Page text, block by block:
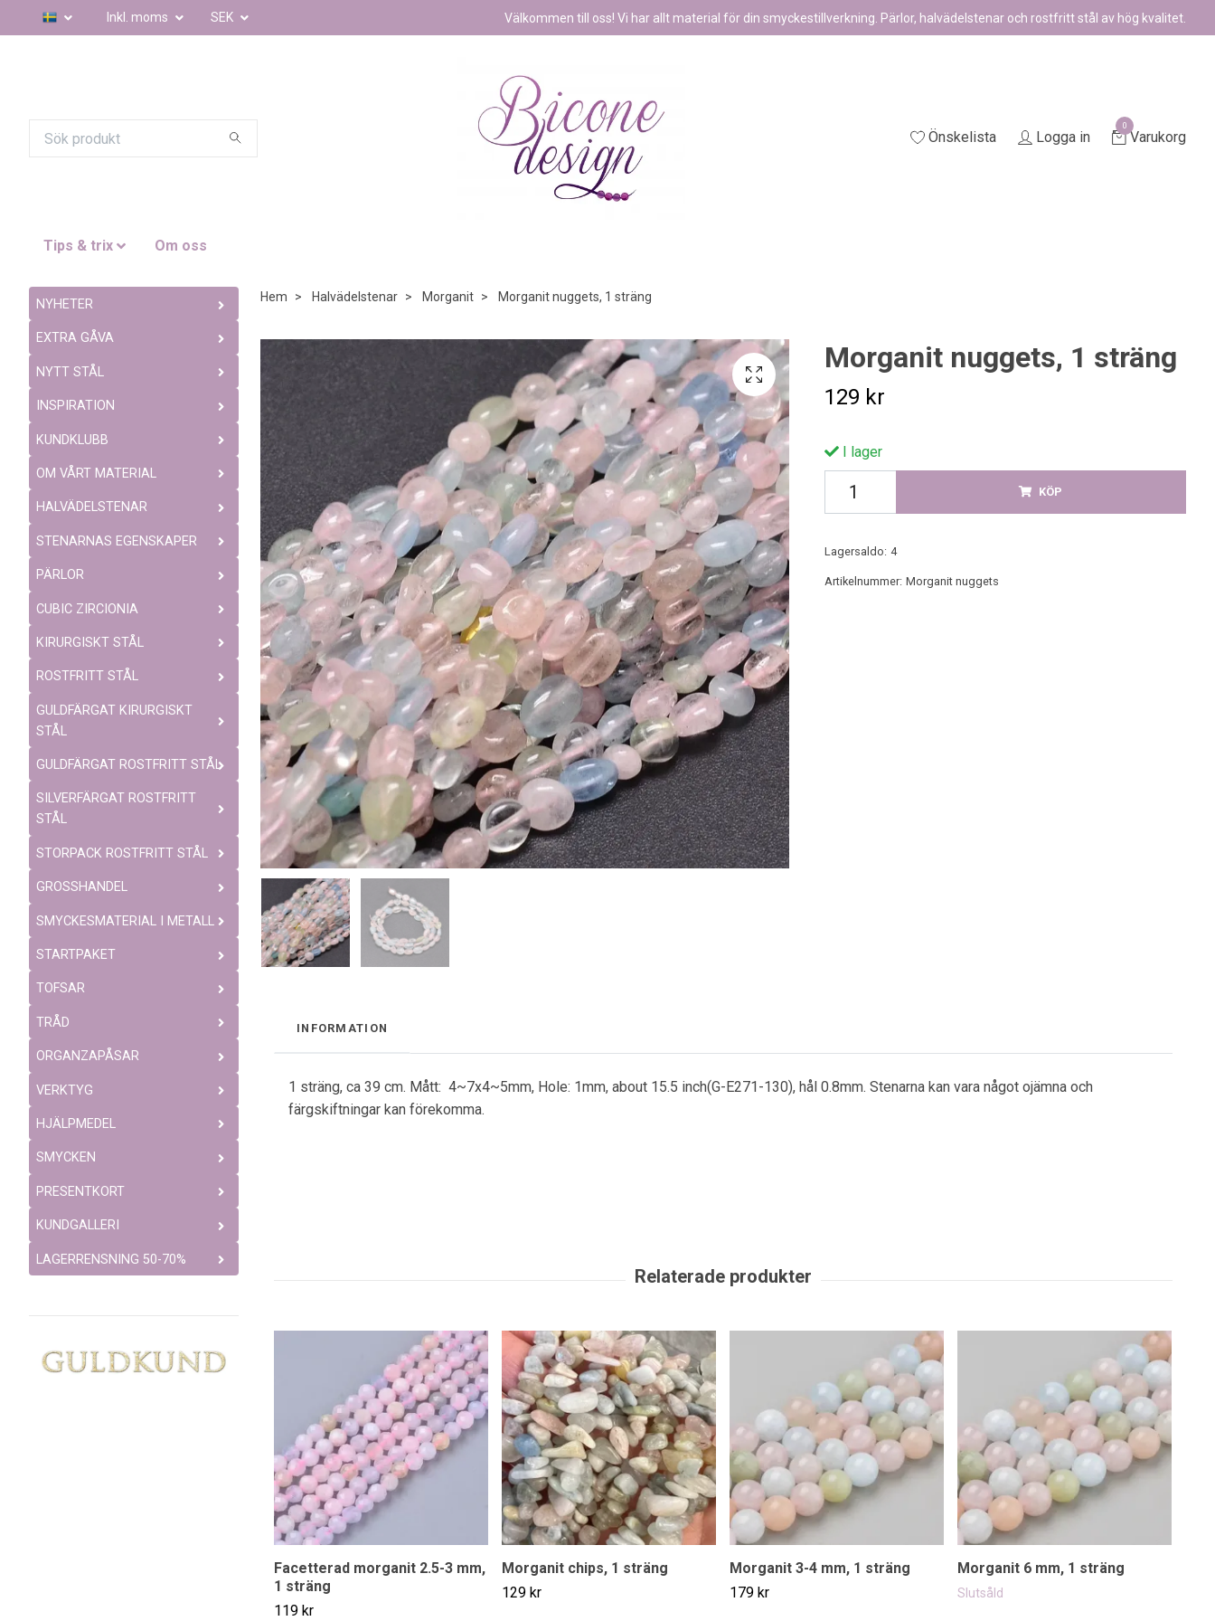
Inkl. moms SEK Välkommen till oss! Vi har allt material för din smyckestillverkning. Pärlor, halvädelstenar och rostfritt stål av hög kvalitet.
Önskelista Logga in
0
Varukorg
Tips & trix Om oss
NYHETER
EXTRA GÅVA
NYTT STÅL
INSPIRATION
KUNDKLUBB
OM VÅRT MATERIAL
HALVÄDELSTENAR
STENARNAS EGENSKAPER
PÄRLOR
CUBIC ZIRCIONIA
KIRURGISKT STÅL
ROSTFRITT STÅL
GULDFÄRGAT KIRURGISKT
STÅL
GULDFÄRGAT ROSTFRITT STÅL
SILVERFÄRGAT ROSTFRITT
STÅL
STORPACK ROSTFRITT STÅL
GROSSHANDEL
SMYCKESMATERIAL I METALL
STARTPAKET
TOFSAR
TRÅD
ORGANZAPÅSAR
VERKTYG
HJÄLPMEDEL
SMYCKEN
PRESENTKORT
KUNDGALLERI
LAGERRENSNING 50-70%
Hem Halvädelstenar Morganit Morganit nuggets, 1 sträng
Morganit nuggets, 1 sträng
129 kr
I lager
KÖP
Lagersaldo: 4
Artikelnummer: Morganit nuggets
INFORMATION
1 sträng, ca 39 cm. Mått: 4~7x4~5mm, Hole: 1mm, about 15.5 inch(G-E271-130), hål 0.8mm. Stenarna kan vara något ojämna och
färgskiftningar kan förekomma.
Facetterad morganit 2.5-3 mm,
1 sträng
119 kr
Morganit chips, 1 sträng
129 kr
Morganit 3-4 mm, 1 sträng
179 kr
Morganit 6 mm, 1 sträng
Slutsåld